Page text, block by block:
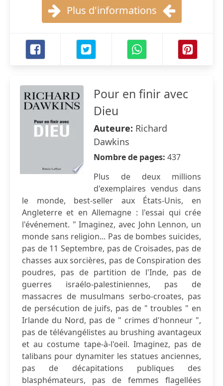
Plus d'informations
Pour en finir avec
Dieu
Auteure: Richard
Dawkins
Nombre de pages: 437
Plus de deux millions
d'exemplaires vendus dans
le monde, best-seller aux États-Unis, en
Angleterre et en Allemagne : l'essai qui crée
l'événement. " Imaginez, avec John Lennon, un
monde sans religion... Pas de bombes suicides,
pas de 11 Septembre, pas de Croisades, pas de
chasses aux sorcières, pas de Conspiration des
poudres, pas de partition de l'Inde, pas de
guerres israélo-palestiniennes, pas de
massacres de musulmans serbo-croates, pas
de persécution de juifs, pas de " troubles " en
Irlande du Nord, pas de " crimes d'honneur ",
pas de télévangélistes au brushing avantageux
et au costume tape-à-l'oeil. Imaginez, pas de
talibans pour dynamiter les statues anciennes,
pas de décapitations publiques des
blasphémateurs, pas de femmes flagellées